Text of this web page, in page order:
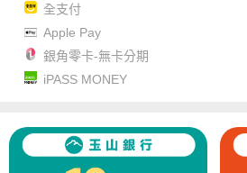
全支付
Apple Pay
銀角零卡-無卡分期
iPASS MONEY